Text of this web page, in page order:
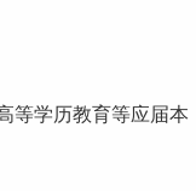
等学历教育等应届本